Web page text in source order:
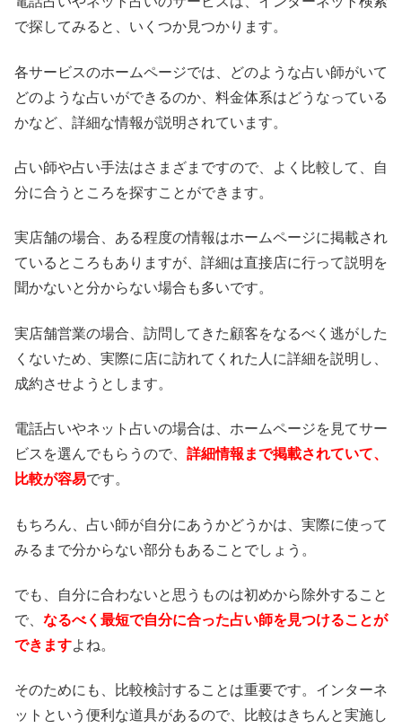
で探してみると、いくつか見つかります。
各サービスのホームページでは、どのような占い師がいて
どのような占いができるのか、料金体系はどうなっている
かなど、詳細な情報が説明されています。
占い師や占い手法はさまざまですので、よく比較して、自
分に合うところを探すことができます。
実店舗の場合、ある程度の情報はホームページに掲載され
ているところもありますが、詳細は直接店に行って説明を
聞かないと分からない場合も多いです。
実店舗営業の場合、訪問してきた顧客をなるべく逃がした
くないため、実際に店に訪れてくれた人に詳細を説明し、
成約させようとします。
電話占いやネット占いの場合は、ホームページを見てサー
ビスを選んでもらうので、 詳細情報まで掲載されていて、
比較が容易です。
もちろん、占い師が自分にあうかどうかは、実際に使って
みるまで分からない部分もあることでしょう。
でも、自分に合わないと思うものは初めから除外すること
で、 なるべく最短で自分に合った占い師を見つけることが
できますよね。
そのためにも、比較検討することは重要です。インターネ
ットという便利な道具があるので、比較はきちんと実施し